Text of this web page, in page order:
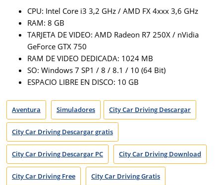
CPU: Intel Core i3 3,2 GHz / AMD FX 4xxx 3,6 GHz
RAM: 8 GB
TARJETA DE VIDEO: AMD Radeon R7 250X / nVidia
GeForce GTX 750
RAM DE VIDEO DEDICADA: 1024 MB
SO: Windows 7 SP1 / 8 / 8.1 / 10 (64 Bit)
ESPACIO LIBRE EN DISCO: 10 GB
Aventura Simuladores City Car Driving Descargar
City Car Driving Descargar gratis
City Car Driving Descargar PC City Car Driving Download
City Car Driving Free City Car Driving Gratis